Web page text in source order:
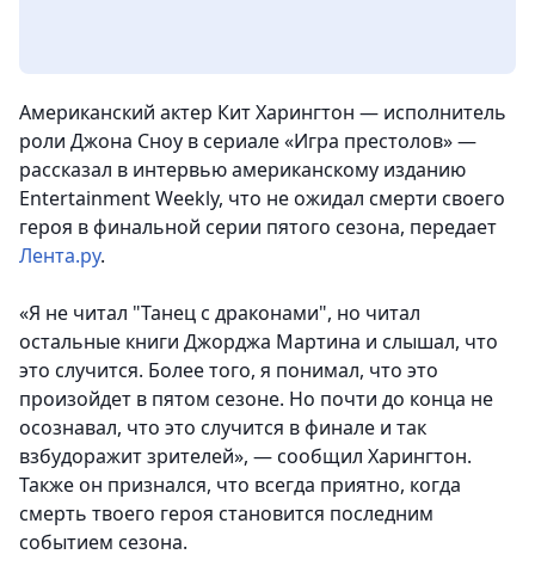
Американский актер Кит Харингтон — исполнитель
роли Джона Сноу в сериале «Игра престолов» —
рассказал в интервью американскому изданию
Entertainment Weekly, что не ожидал смерти своего
героя в финальной серии пятого сезона, передает
Лента.ру.
«Я не читал "Танец с драконами", но читал
остальные книги Джорджа Мартина и слышал, что
это случится. Более того, я понимал, что это
произойдет в пятом сезоне. Но почти до конца не
осознавал, что это случится в финале и так
взбудоражит зрителей», — сообщил Харингтон.
Также он признался, что всегда приятно, когда
смерть твоего героя становится последним
событием сезона.